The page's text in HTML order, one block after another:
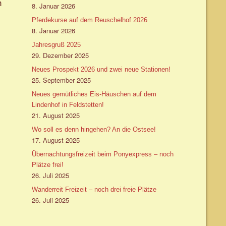
8. Januar 2026
Pferdekurse auf dem Reuschelhof 2026
8. Januar 2026
Jahresgruß 2025
29. Dezember 2025
Neues Prospekt 2026 und zwei neue Stationen!
25. September 2025
Neues gemütliches Eis-Häuschen auf dem
Lindenhof in Feldstetten!
21. August 2025
Wo soll es denn hingehen? An die Ostsee!
17. August 2025
Übernachtungsfreizeit beim Ponyexpress – noch
Plätze frei!
26. Juli 2025
Wanderreit Freizeit – noch drei freie Plätze
26. Juli 2025